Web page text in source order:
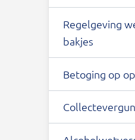
Regelgeving
bakjes
Betoging op